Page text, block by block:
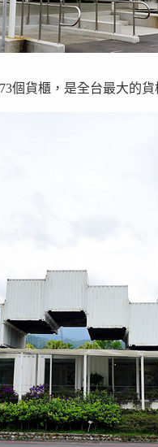
個貨櫃，是全台最大的貨